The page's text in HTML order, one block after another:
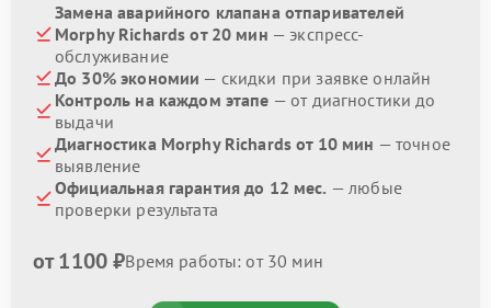
Замена аварийного клапана отпаривателей
Morphy Richards от 20 мин — экспресс-
обслуживание
До 30% экономии — скидки при заявке онлайн
Контроль на каждом этапе — от диагностики до
выдачи
Диагностика Morphy Richards от 10 мин — точное
выявление
Официальная гарантия до 12 мес. — любые
проверки результата
от 1100 ₽Время работы: от 30 мин